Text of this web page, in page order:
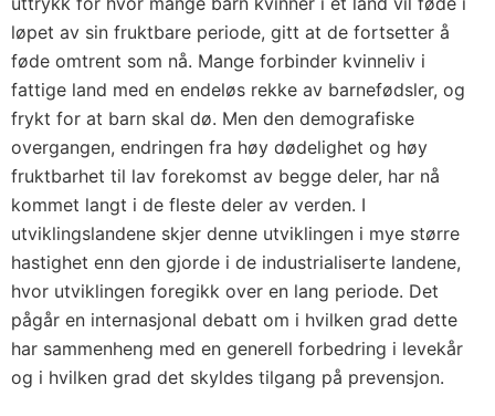
løpet av sin fruktbare periode, gitt at de fortsetter å
føde omtrent som nå. Mange forbinder kvinneliv i
fattige land med en endeløs rekke av barnefødsler, og
frykt for at barn skal dø. Men den demografiske
overgangen, endringen fra høy dødelighet og høy
fruktbarhet til lav forekomst av begge deler, har nå
kommet langt i de fleste deler av verden. I
utviklingslandene skjer denne utviklingen i mye større
hastighet enn den gjorde i de industrialiserte landene,
hvor utviklingen foregikk over en lang periode. Det
pågår en internasjonal debatt om i hvilken grad dette
har sammenheng med en generell forbedring i levekår
og i hvilken grad det skyldes tilgang på prevensjon.